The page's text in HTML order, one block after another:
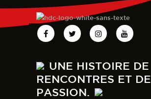
UNE HISTOIRE DE
RENCONTRES ET DE
PASSION.